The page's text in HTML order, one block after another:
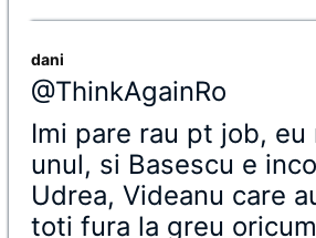
dani
@ThinkAgainRo
Imi pare rau pt job,
unul, si Basescu e
Udrea, Videanu care
toti fura la greu